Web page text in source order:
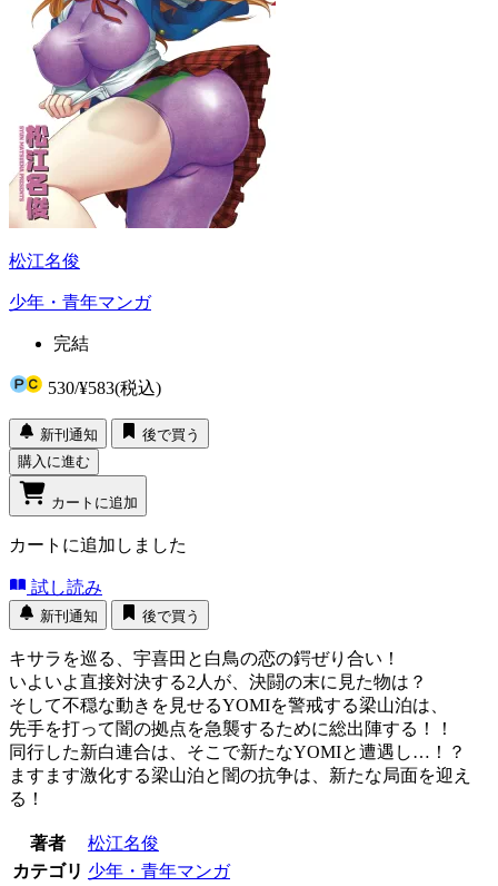
松江名俊
少年・青年マンガ
完結
530/¥583(税込)
新刊通知
後で買う
購入に進む
カートに追加
カートに追加しました
試し読み
新刊通知 後で買う
キサラを巡る、宇喜田と白鳥の恋の鍔ぜり合い！
いよいよ直接対決する2人が、決闘の末に見た物は？
そして不穏な動きを見せるYOMIを警戒する梁山泊は、
先手を打って闇の拠点を急襲するために総出陣する！！
同行した新白連合は、そこで新たなYOMIと遭遇し…！？
ますます激化する梁山泊と闇の抗争は、新たな局面を迎え
る！
著者
松江名俊
カテゴリ 少年・青年マンガ